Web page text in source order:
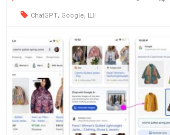
ChatGPT, Google, ШІ